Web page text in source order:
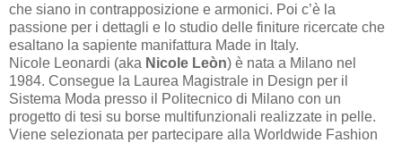
che siano in contrapposizione e armonici. Poi c’è la
passione per i dettagli e lo studio delle finiture ricercate che
esaltano la sapiente manifattura Made in Italy.
Nicole Leonardi (aka Nicole Leòn) è nata a Milano nel
1984. Consegue la Laurea Magistrale in Design per il
Sistema Moda presso il Politecnico di Milano con un
progetto di tesi su borse multifunzionali realizzate in pelle.
Viene selezionata per partecipare alla Worldwide Fashion